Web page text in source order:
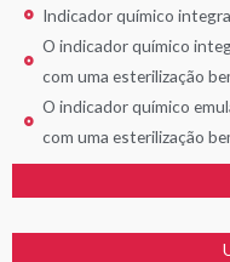
Indicador químico
O indicador químico
com uma esterilização
O indicador químico
com uma esterilização